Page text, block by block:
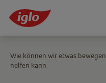
Wie können wir etwas bewegen
helfen kann